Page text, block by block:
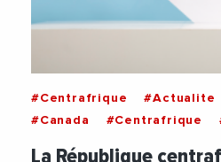
#Centrafrique #Actualite
#Canada
#Centrafrique
La République